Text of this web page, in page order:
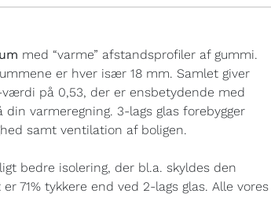
med “varme” afstandsprofiler af gummi.
er hver især 18 mm. Samlet giver
på 0,53, der er ensbetydende med
varmeregning. 3-lags glas forebygger
samt ventilation af boligen.
bedre isolering, der bl.a. skyldes den
71% tykkere end ved 2-lags glas. Alle vores